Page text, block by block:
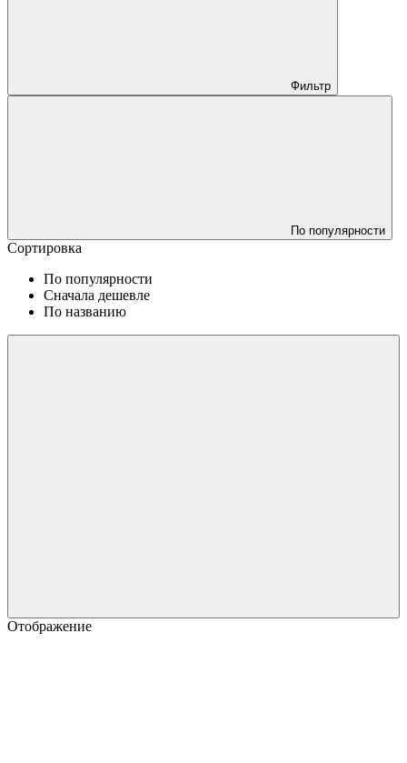
Фильтр
По популярности
Сортировка
По популярности
Сначала дешевле
По названию
Отображение